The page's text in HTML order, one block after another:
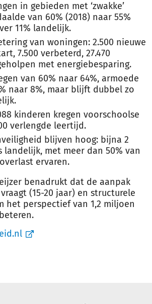
in gebieden met ‘zwakke’
van 60% (2018) naar 55%
11% landelijk.
van woningen: 2.500 nieuwe
7.500 verbeterd, 27.470
met energiebesparing.
van 60% naar 64%, armoede
naar 8%, maar blijft dubbel zo
kinderen kregen voorschoolse
verlengde leertijd.
blijven hoog: bijna 2
landelijk, met meer dan 50% van
ervaren.
benadrukt dat de aanpak
(15-20 jaar) en structurele
het perspectief van 1,2 miljoen